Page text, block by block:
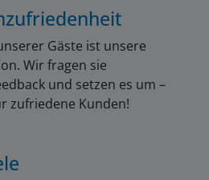
Gäste ist unsere
Wir fragen sie
und setzen es um –
zufriedene Kunden!